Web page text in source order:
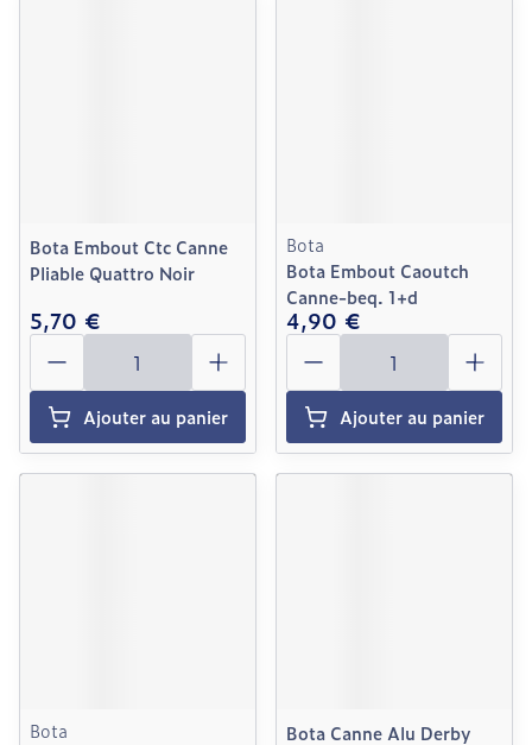
Bota Embout Ctc Canne
Pliable Quattro Noir
5,70 €
Quantité
Ajouter au panier
Bota
Bota Embout Caoutch
Canne-beq. 1+d
4,90 €
Quantité
Ajouter au panier
Bota
Bota Canne Alu Derby